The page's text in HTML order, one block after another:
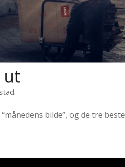
ut
bilde”, og de tre beste